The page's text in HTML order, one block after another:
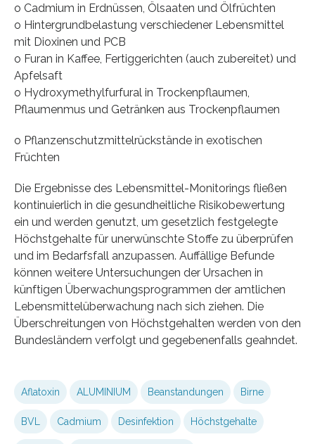
o Cadmium in Erdnüssen, Ölsaaten und Ölfrüchten
o Hintergrundbelastung verschiedener Lebensmittel
mit Dioxinen und PCB
o Furan in Kaffee, Fertiggerichten (auch zubereitet) und
Apfelsaft
o Hydroxymethylfurfural in Trockenpflaumen,
Pflaumenmus und Getränken aus Trockenpflaumen
o Pflanzenschutzmittelrückstände in exotischen
Früchten
Die Ergebnisse des Lebensmittel-Monitorings fließen
kontinuierlich in die gesundheitliche Risikobewertung
ein und werden genutzt, um gesetzlich festgelegte
Höchstgehalte für unerwünschte Stoffe zu überprüfen
und im Bedarfsfall anzupassen. Auffällige Befunde
können weitere Untersuchungen der Ursachen in
künftigen Überwachungsprogrammen der amtlichen
Lebensmittelüberwachung nach sich ziehen. Die
Überschreitungen von Höchstgehalten werden von den
Bundesländern verfolgt und gegebenenfalls geahndet.
Aflatoxin ALUMINIUM Beanstandungen Birne
BVL Cadmium Desinfektion Höchstgehalte